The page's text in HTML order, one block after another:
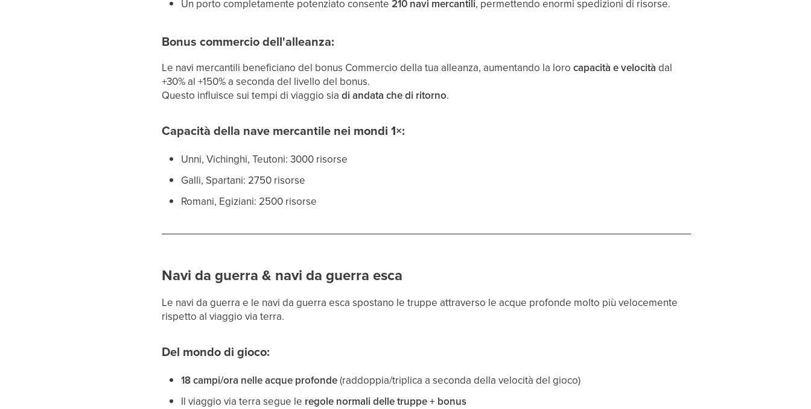
Un porto completamente potenziato consente210 navi mercantili, permettendo enormi spedizioni di risorse.
Bonus commercio dell'alleanza:
Le navi mercantili beneficiano del bonus Commercio della tua alleanza, aumentando la lorocapacità e velocità dal
+30% al +150% a seconda del livello del bonus.
Questo influisce sui tempi di viaggio siadi andata che di ritorno.
Capacità della nave mercantile nei mondi 1×:
Unni, Vichinghi, Teutoni: 3000 risorse
Galli, Spartani: 2750 risorse
Romani, Egiziani: 2500 risorse
Navi da guerra & navi da guerra esca
Le navi da guerra e le navi da guerra esca spostano le truppe attraverso le acque profonde molto più velocemente
rispetto al viaggio via terra.
Del mondo di gioco:
18 campi/ora nelle acque profonde(raddoppia/triplica a seconda della velocità del gioco)
Il viaggio via terra segue le regole normali delle truppe + bonus